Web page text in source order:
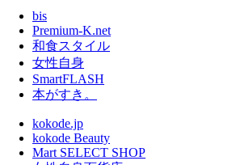
bis
Premium-K.net
和食スタイル
女性自身
SmartFLASH
本がすき。
kokode.jp
kokode Beauty
Mart SELECT SHOP